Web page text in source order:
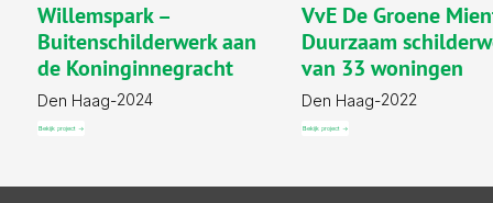
Willemspark –
Buitenschilderwerk aan
de Koninginnegracht
Den Haag 2024
-
Bekijk project ->
VvE De Groene
Duurzaam
van 33 woningen
Den Haag 2022
-
Bekijk project ->